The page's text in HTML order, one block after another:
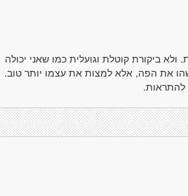
ביקורת קוטלת וגועלית כמו שאני יכולה
את הפה, אלא למצות את עצמו יותר טוב.
להתראות.